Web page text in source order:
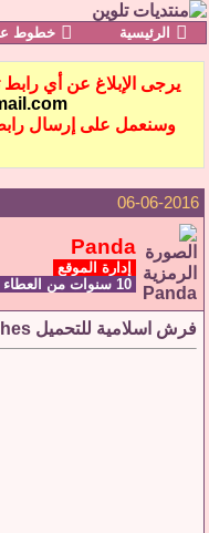
الرئيسية خطوط
يرجى الإبلاغ عن أي رابط
وسنعمل على إرسال
06-06-2016
Panda
إدارة الموقع
فرش اسلامية للتحميل Islamic photoshop Brushes